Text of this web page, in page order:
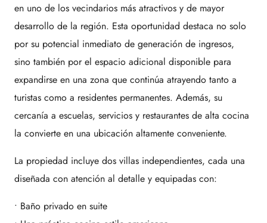
en uno de los vecindarios más atractivos y de mayor
desarrollo de la región. Esta oportunidad destaca no solo
por su potencial inmediato de generación de ingresos,
sino también por el espacio adicional disponible para
expandirse en una zona que continúa atrayendo tanto a
turistas como a residentes permanentes. Además, su
cercanía a escuelas, servicios y restaurantes de alta cocina
la convierte en una ubicación altamente conveniente.
La propiedad incluye dos villas independientes, cada una
diseñada con atención al detalle y equipadas con:
• Baño privado en suite